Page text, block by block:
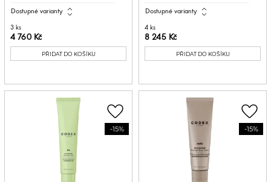
Dostupné varianty expand_all
3 ks
4 760 Kč
PŘIDAT DO KOŠÍKU
Dostupné varianty expand_all
4 ks
8 245 Kč
PŘIDAT DO KOŠÍKU
-15%
favorite_border
-15%
favorite_border